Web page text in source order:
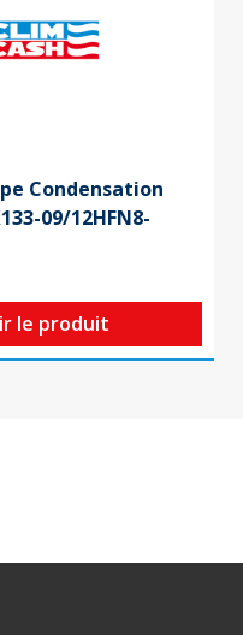
Condensation
09/12HFN8-
le produit